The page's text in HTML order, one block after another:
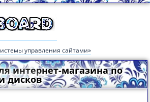
управления сайтами»
интернет-магазина по
дисков